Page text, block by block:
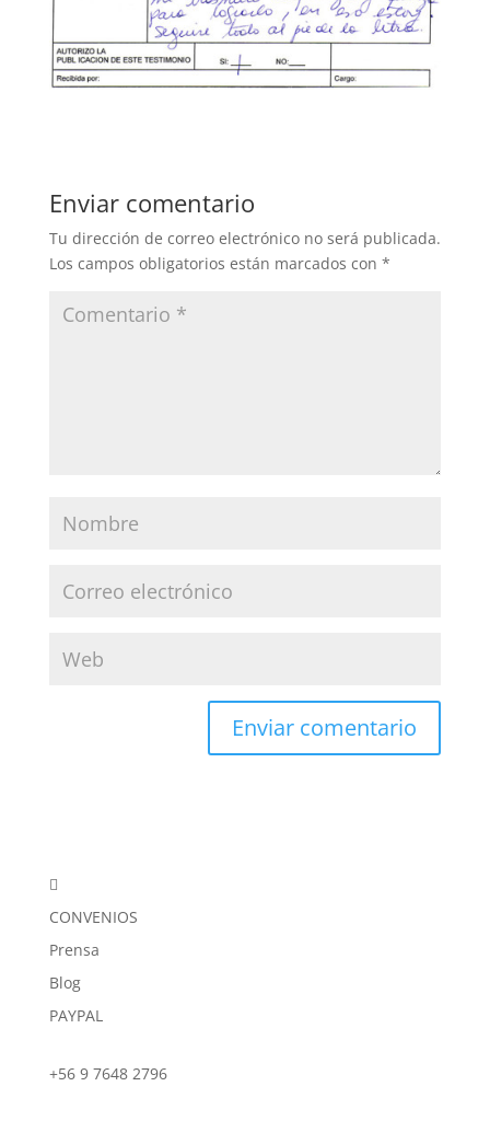
Enviar comentario
Tu dirección de correo electrónico no será publicada.
Los campos obligatorios están marcados con *

CONVENIOS
Prensa
Blog
PAYPAL
+56 9 7648 2796